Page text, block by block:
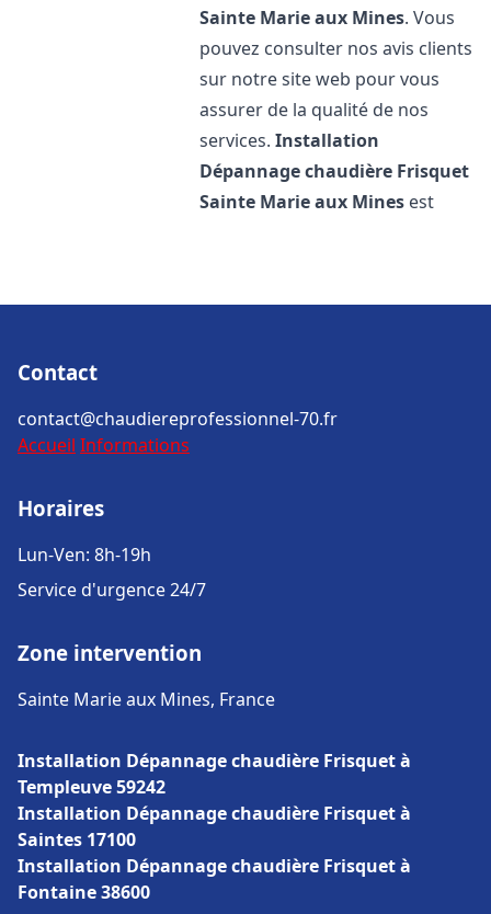
Sainte Marie aux Mines. Vous
pouvez consulter nos avis clients
sur notre site web pour vous
assurer de la qualité de nos
services.Installation
Dépannage chaudière Frisquet
Sainte Marie aux Mines est
Contact
contact@chaudiereprofessionnel-70.fr
Accueil Informations
Horaires
Lun-Ven: 8h-19h
Service d'urgence 24/7
Zone intervention
Sainte Marie aux Mines, France
Installation Dépannage chaudière Frisquet à
Templeuve 59242
Installation Dépannage chaudière Frisquet à
Saintes 17100
Installation Dépannage chaudière Frisquet à
Fontaine 38600